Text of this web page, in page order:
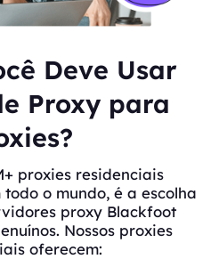
Deve Usar
Proxy para
proxies residenciais
o mundo, é a escolha
proxy Blackfoot
Nossos proxies
oferecem: